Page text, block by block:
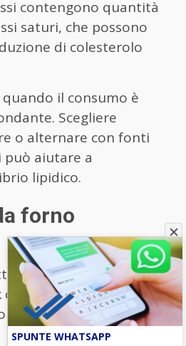
contengono quantità
saturi, che possono
di colesterolo
il consumo è
Scegliere
o alternare con fonti
può aiutare a
lipidico.
forno
confezionati, croissant
spesso contengono
oli tropicali ricchi di
SPUNTE WHATSAPP